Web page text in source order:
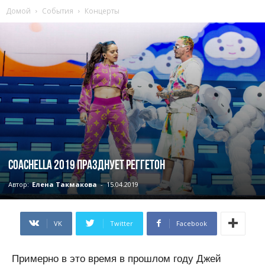
Домой События Концерты
Coachella 2019 празднует реггетон
Автор: Елена Такмакова - 15.04.2019
VK Twitter Facebook
Примерно в это время в прошлом году Джей